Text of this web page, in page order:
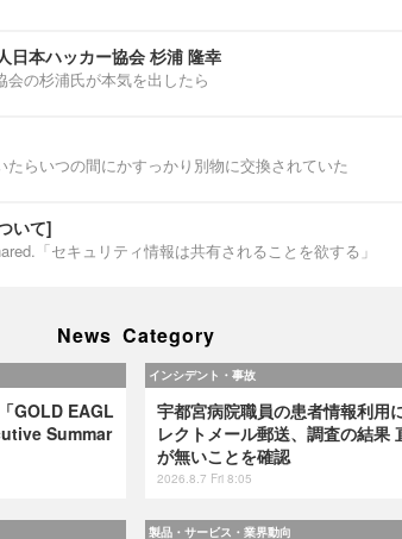
日本ハッカー協会 杉浦 隆幸
の杉浦氏が本気を出したら
らいつの間にかすっかり別物に交換されていた
いて]
「セキュリティ情報は共有されることを欲する」
News Category
GOLD EAGL
Summar
インシデント・事故
宇都宮病院職員の患者情報利用
レクトメール郵送、調査の結果
が無いことを確認
2026.8.7 Fri 8:05
製品・サービス・業界動向